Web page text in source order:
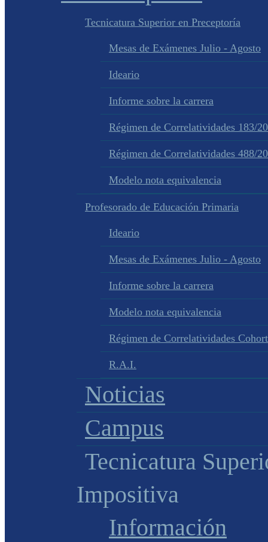
Tecnicatura Superior en Preceptoría
Mesas de Exámenes Julio - Agosto
Ideario
Informe sobre la carrera
Régimen de Correlatividades 183/
Régimen de Correlatividades 488/
Modelo nota equivalencia
Profesorado de Educación Primaria
Ideario
Mesas de Exámenes Julio - Agosto
Informe sobre la carrera
Modelo nota equivalencia
Régimen de Correlatividades
R.A.I.
Noticias
Campus
Tecnicatura
Impositiva
Información